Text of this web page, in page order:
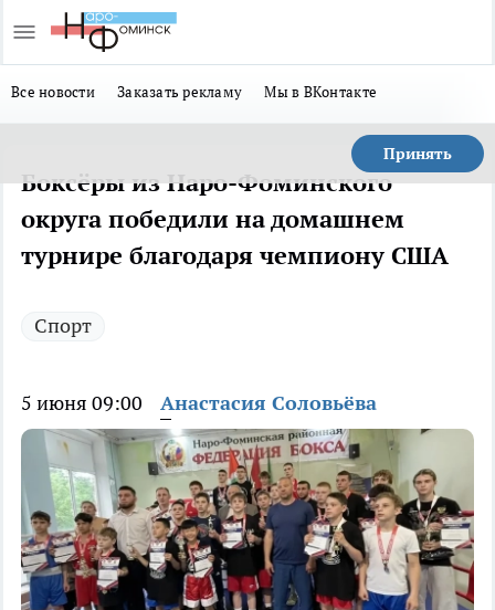
Все новости Заказать рекламу Мы в ВКонтакте
Принять
Боксёры из Наро-Фоминского
округа победили на домашнем
турнире благодаря чемпиону США
Спорт
5 июня 09:00 Анастасия Соловьёва